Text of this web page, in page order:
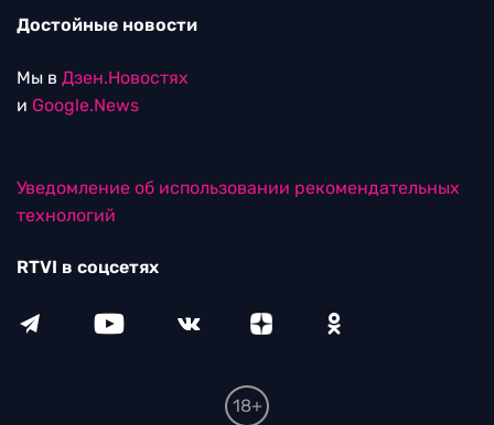
Достойные новости
Мы в Дзен.Новостях
и Google.News
Уведомление об использовании рекомендательных
технологий
RTVI в соцсетях
18+